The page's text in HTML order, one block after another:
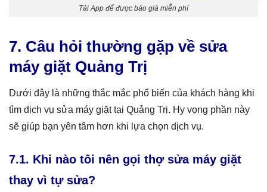
Tải App để được báo giá miễn phí
7. Câu hỏi thường gặp về sửa
máy giặt Quảng Trị
Dưới đây là những thắc mắc phổ biến của khách hàng khi
tìm dịch vụ sửa máy giặt tại Quảng Trị. Hy vọng phần này
sẽ giúp bạn yên tâm hơn khi lựa chọn dịch vụ.
7.1. Khi nào tôi nên gọi thợ sửa máy giặt
thay vì tự sửa?